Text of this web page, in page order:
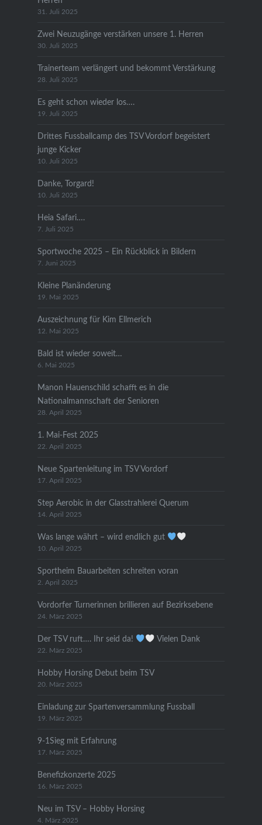
31. Juli 2025
Zwei Neuzugänge verstärken unsere 1. Herren
30. Juli 2025
Trainerteam verlängert und bekommt Verstärkung
28. Juli 2025
Es geht schon wieder los….
19. Juli 2025
Drittes Fussballcamp des TSV Vordorf begeistert
junge Kicker
10. Juli 2025
Danke, Torgard!
10. Juli 2025
Heia Safari….
7. Juli 2025
Sportwoche 2025 – Ein Rückblick in Bildern
7. Juni 2025
Kleine Planänderung
19. Mai 2025
Auszeichnung für Kim Ellmerich
12. Mai 2025
Bald ist wieder soweit…
6. Mai 2025
Manon Hauenschild schafft es in die
Nationalmannschaft der Senioren
28. April 2025
1. Mai-Fest 2025
22. April 2025
Neue Spartenleitung im TSV Vordorf
17. April 2025
Step Aerobic in der Glasstrahlerei Querum
14. April 2025
Was lange währt – wird endlich gut
10. April 2025
Sportheim Bauarbeiten schreiten voran
2. April 2025
Vordorfer Turnerinnen brillieren auf Bezirksebene
24. März 2025
Der TSV ruft…. Ihr seid da! Vielen Dank
22. März 2025
Hobby Horsing Debut beim TSV
20. März 2025
Einladung zur Spartenversammlung Fussball
19. März 2025
9-1Sieg mit Erfahrung
17. März 2025
Benefizkonzerte 2025
16. März 2025
Neu im TSV – Hobby Horsing
4. März 2025